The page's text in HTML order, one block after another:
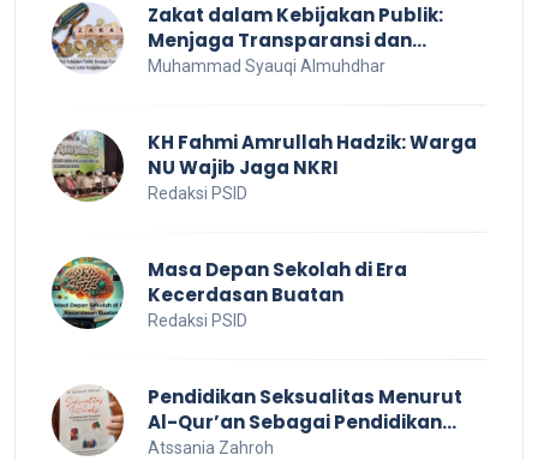
Zakat dalam Kebijakan Publik:
Menjaga Transparansi dan
Efisiensi untuk Kesejahteraan
Muhammad Syauqi Almuhdhar
KH Fahmi Amrullah Hadzik: Warga
NU Wajib Jaga NKRI
Redaksi PSID
Masa Depan Sekolah di Era
Kecerdasan Buatan
Redaksi PSID
Pendidikan Seksualitas Menurut
Al-Qur’an Sebagai Pendidikan
Dalam Keluarga
Atssania Zahroh